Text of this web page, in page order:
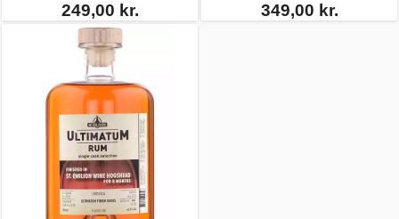
249,00 kr. 349,00 kr.